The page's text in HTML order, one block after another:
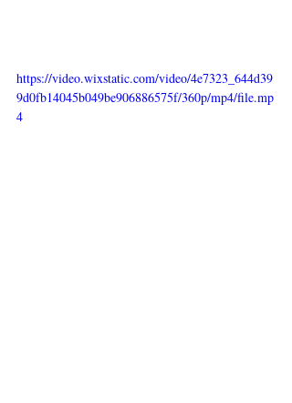
https://video.wixstatic.com/video/4e7323_644d39
9d0fb14045b049be906886575f/360p/mp4/file.mp
4